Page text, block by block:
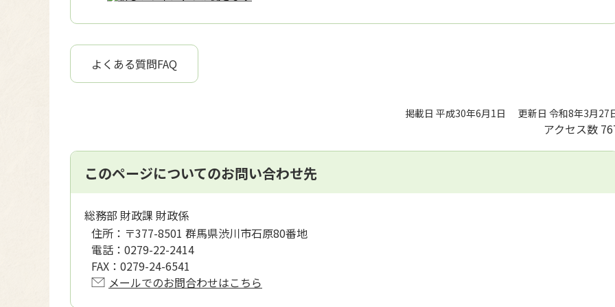
よくある質問FAQ
掲載日 平成30年6月1日 更新日 令和8年3月27
アクセス数
このページについてのお問い合わせ先
総務部 財政課 財政係
住所： 〒377-8501 群馬県渋川市石原80番地
電話： 0279-22-2414
FAX： 0279-24-6541
メールでのお問合わせはこちら